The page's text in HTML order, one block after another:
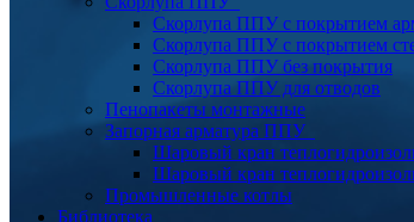
Скорлупа ППУ с покрытием
Скорлупа ППУ с покрытием
Скорлупа ППУ без покрытия
Скорлупа ППУ для отводов
Пенопакеты монтажные
Запорная арматура ППУ
Шаровый кран
Шаровый кран
Промышленные котлы
Библиотека